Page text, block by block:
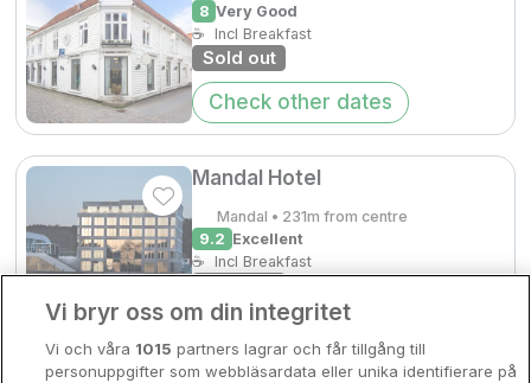
Hela Norge
Oslo
Bergen
Hela Danmark
8 Very Good
☕
Incl Breakfast
Sold out
Check other dates
Mandal Hotel
Mandal • 231m from centre
9.2 Excellent
☕
Incl Breakfast
Check other dates
Hotellweekend
Familjerum
Europa
Premiumhotell
Kompisweekend
Storstadsweekend
Hotellrum under 995 kr
Vi bryr oss om din integritet
Vi och våra 1015 partners lagrar och får tillgång till
personuppgifter som webbläsardata eller unika identifierare på